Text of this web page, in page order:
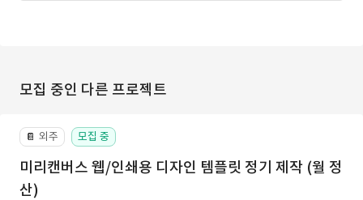
모집 중인 다른 프로젝트
📔 외주 모집 중
미리캔버스 웹/인쇄용 디자인 템플릿 정기 제작 (월 정
산)